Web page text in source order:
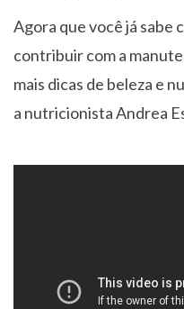
Agora que você já sabe
contribuir com a
mais dicas de beleza e
a nutricionista Andrea